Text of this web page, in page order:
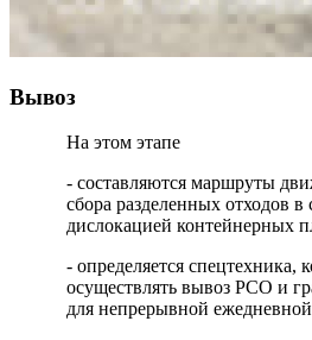
Вывоз
На этом этапе
- составляются маршруты
сбора разделенных отходов в
дислокацией контейнерных
- определяется спецтехника,
осуществлять вывоз РСО и
для непрерывной